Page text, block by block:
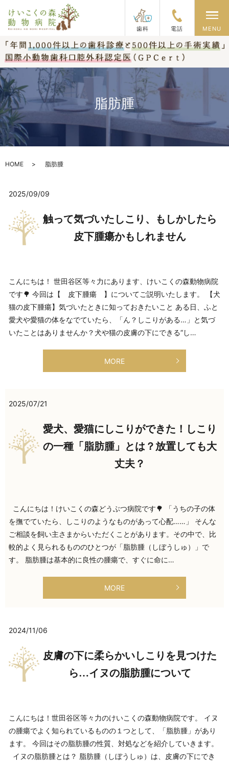
歯科 電話
メ
MENU
脂肪腫
HOME 脂肪腫
2025/09/09
触って気づいたしこり、もしかしたら
皮下腫瘍かもしれません
こんにちは！ 世田谷区等々力にあります、けいこくの森動物病院
です🌳 今回は【 皮下腫瘍 】についてご説明いたします。 【犬
猫の皮下腫瘍】気づいたときに知っておきたいこと ある日、ふと
愛犬や愛猫の体をなでていたら、「ん？しこりがある…」と気づ
いたことはありませんか？犬や猫の皮膚の下にできる“し…
MORE
2025/07/21
愛犬、愛猫にしこりができた！しこり
の一種「脂肪腫」とは？放置しても大
丈夫？
こんにちは！けいこくの森どうぶつ病院です🌳 「うちの子の体
を撫でていたら、しこりのようなものがあって心配……」 そんな
ご相談を飼い主さまからいただくことがあります。その中で、比
較的よく見られるもののひとつが「脂肪腫（しぼうしゅ）」で
す。 脂肪腫は基本的に良性の腫瘍で、すぐに命に…
MORE
2024/11/06
皮膚の下に柔らかいしこりを見つけた
ら…イヌの脂肪腫について
こんにちは！世田谷区等々力のけいこくの森動物病院です。 イヌ
の腫瘍でよく知られているものの１つとして、「脂肪腫」があり
ます。 今回はその脂肪腫の性質、対処などを紹介していきます。
イヌの脂肪腫とは？ 脂肪腫（しぼうしゅ）は、皮膚の下にでき